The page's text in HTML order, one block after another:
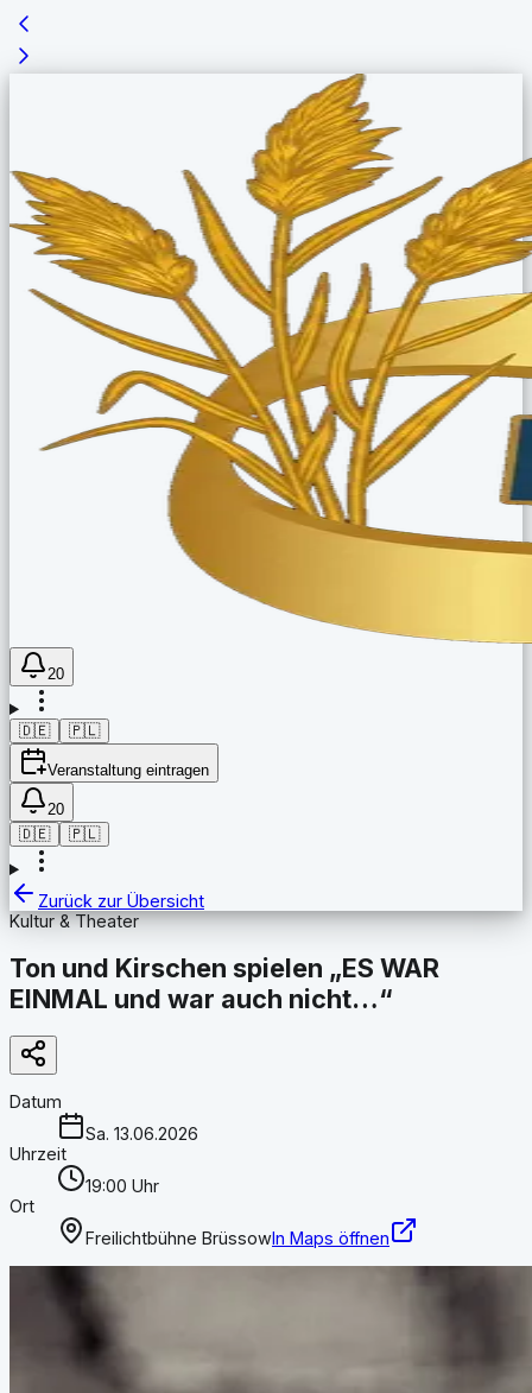
20
🇩🇪 🇵🇱
Veranstaltung eintragen
20
🇩🇪
🇵🇱
Zurück zur Übersicht
Kultur & Theater
Ton und Kirschen spielen „ES WAR
EINMAL und war auch nicht…“
Datum
Sa. 13.06.2026
Uhrzeit
19:00 Uhr
Ort
Freilichtbühne BrüssowIn Maps öffnen